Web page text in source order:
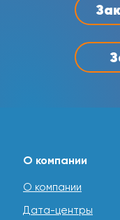
О компании
О компании
Дата-центры